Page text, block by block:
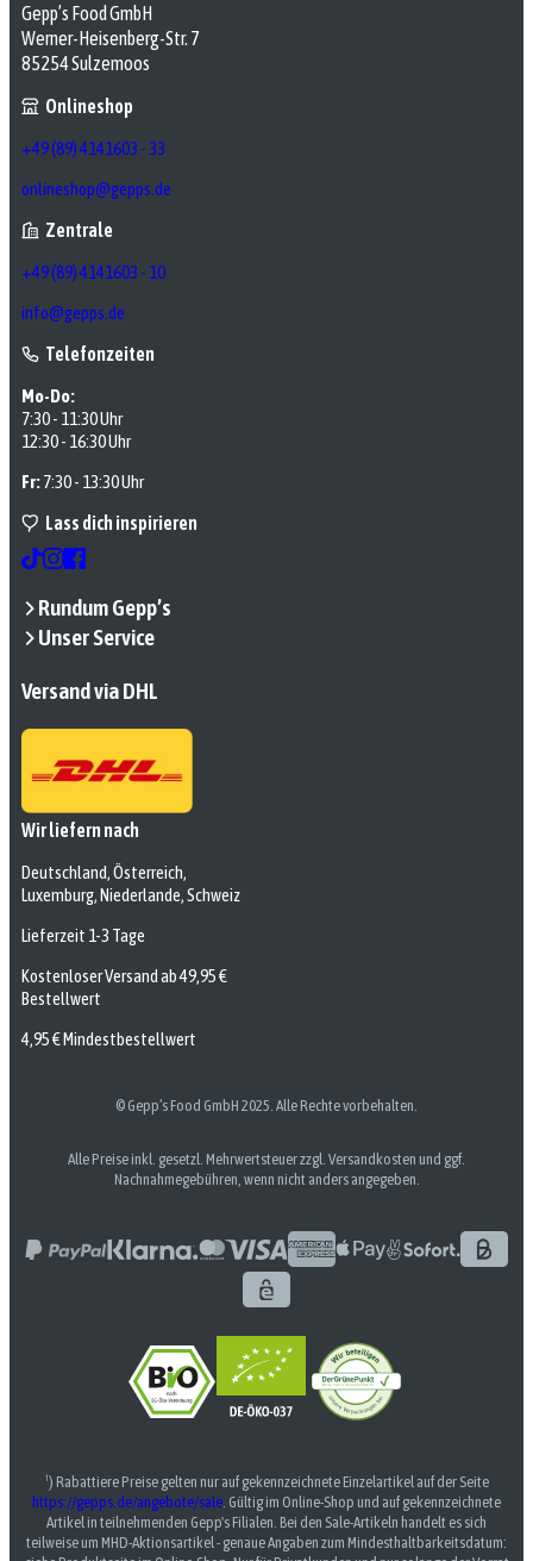
Gepp’s Food GmbH
Werner-Heisenberg-Str. 7
85254 Sulzemoos
Onlineshop
+49 (89) 4141603 - 33
onlineshop@gepps.de
Zentrale
+49 (89) 4141603 - 10
info@gepps.de
Telefonzeiten
Mo-Do:
7:30 - 11:30 Uhr
12:30 - 16:30 Uhr
Fr:7:30 - 13:30 Uhr
Lass dich inspirieren
Rundum Gepp’s
Unser Service
Versand via DHL
Wir liefern nach
Deutschland, Österreich,
Luxemburg, Niederlande, Schweiz
Lieferzeit 1-3 Tage
Kostenloser Versand ab 49,95 €
Bestellwert
4,95 € Mindestbestellwert
© Gepp’s Food GmbH 2025. Alle Rechte vorbehalten.
Alle Preise inkl. gesetzl. Mehrwertsteuer zzgl. Versandkosten und ggf.
Nachnahmegebühren, wenn nicht anders angegeben.
¹) Rabattiere Preise gelten nur auf gekennzeichnete Einzelartikel auf der Seite
https://gepps.de/angebote/sale . Gültig im Online-Shop und auf gekennzeichnete
Artikel in teilnehmenden Gepp's Filialen. Bei den Sale-Artikeln handelt es sich
teilweise um MHD-Aktionsartikel - genaue Angaben zum Mindesthaltbarkeitsdatum: